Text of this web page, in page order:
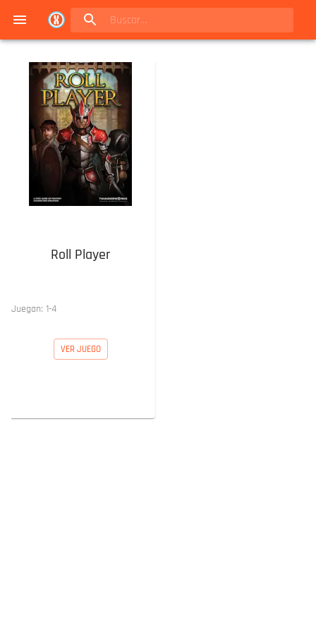
Roll Player
Juegan: 1-4
VER JUEGO
Navigated to Juegos de mesa en Buenos Aires | Conexión Berlín - Catálogo